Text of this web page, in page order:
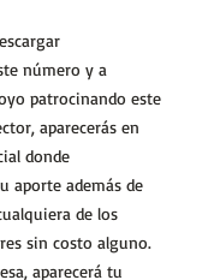
número y a
patrocinando este
aparecerás en
donde
aporte además de
de los
sin costo alguno.
aparecerá tu